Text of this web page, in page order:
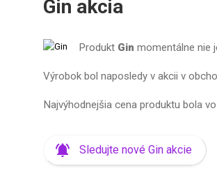
Gin akcia
Produkt Gin momentálne nie
Výrobok bol naposledy v akcii v
Najvýhodnejšia cena produktu bola
Sledujte nové Gin akcie